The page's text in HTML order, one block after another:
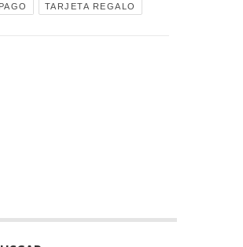
TARJETA REGALO